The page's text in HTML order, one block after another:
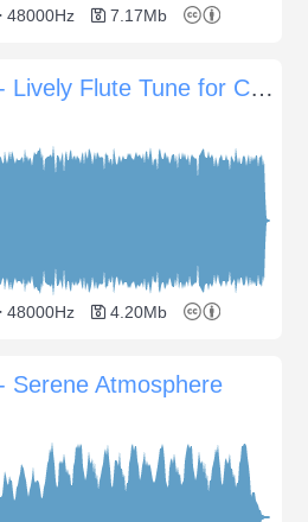
48000Hz 7.17Mb
UNIVERSFIELD - Lively Flute Tune for Cheerful Projects
48000Hz 4.20Mb
Serene Atmosphere